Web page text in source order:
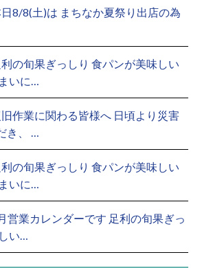
8/8(土)は まちなか夏祭り出店の為
の旬果ぎっしり 食パンが美味しい
いに…
作業に関わる皆様へ 日頃より災害
き、 …
の旬果ぎっしり 食パンが美味しい
いに…
営業カレンダーです 足利の旬果ぎっ
い…